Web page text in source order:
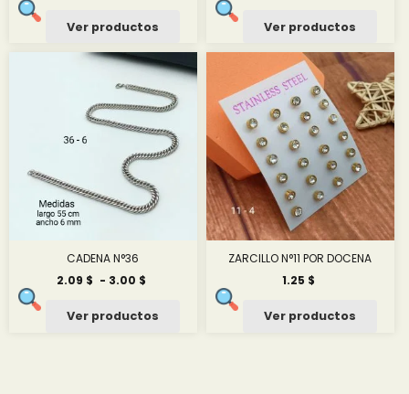
desde
2.00 $
hasta
22.85 $
Ver productos Ver productos
CADENA N°36
2.09 $ - 3.00 $
desde
Ver productos
ZARCILLO N°11 POR DOCENA
1.25 $
Ver productos